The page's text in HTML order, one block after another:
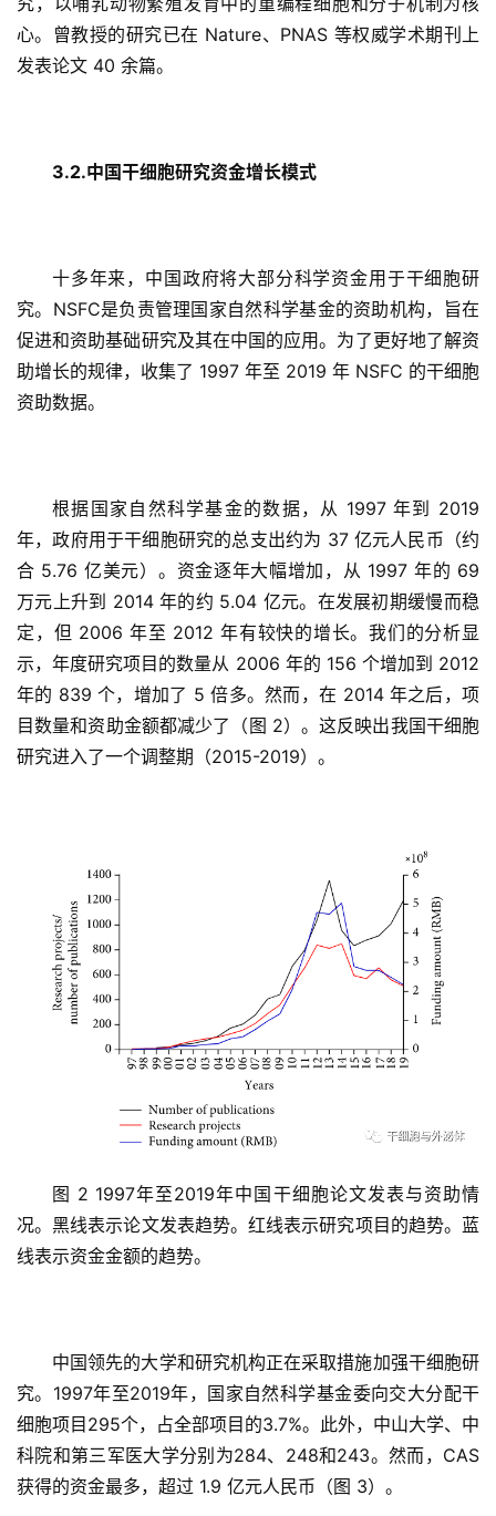
心。曾教授的研究已在 Nature、PNAS 等权威学术期刊上
发表论文 40 余篇。
3.2.中国干细胞研究资金增长模式
十多年来，中国政府将大部分科学资金用于干细胞研
究。NSFC是负责管理国家自然科学基金的资助机构，旨在
促进和资助基础研究及其在中国的应用。为了更好地了解资
助增长的规律，收集了 1997 年至 2019 年 NSFC 的干细胞
资助数据。
根据国家自然科学基金的数据，从 1997 年到 2019
年，政府用于干细胞研究的总支出约为 37 亿元人民币（约
合 5.76 亿美元）。资金逐年大幅增加，从 1997 年的 69
万元上升到 2014 年的约 5.04 亿元。在发展初期缓慢而稳
定，但 2006 年至 2012 年有较快的增长。我们的分析显
示，年度研究项目的数量从 2006 年的 156 个增加到 2012
年的 839 个，增加了 5 倍多。然而，在 2014 年之后，项
目数量和资助金额都减少了（图 2）。这反映出我国干细胞
研究进入了一个调整期（2015-2019）。
图 2 1997年至2019年中国干细胞论文发表与资助情
况。黑线表示论文发表趋势。红线表示研究项目的趋势。蓝
线表示资金金额的趋势。
中国领先的大学和研究机构正在采取措施加强干细胞研
究。1997年至2019年，国家自然科学基金委向交大分配干
细胞项目295个，占全部项目的3.7%。此外，中山大学、中
科院和第三军医大学分别为284、248和243。然而，CAS
获得的资金最多，超过 1.9 亿元人民币（图 3）。